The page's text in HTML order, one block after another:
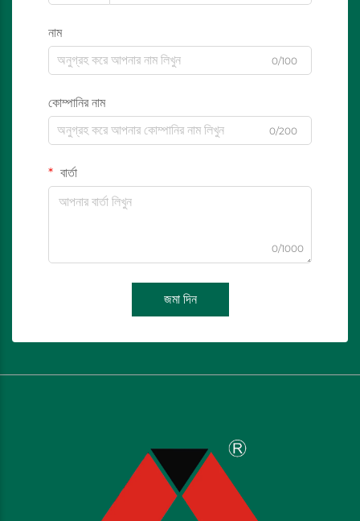
নাম
0/100
কোম্পানির নাম
0/200
বার্তা
0/1000
জমা দিন